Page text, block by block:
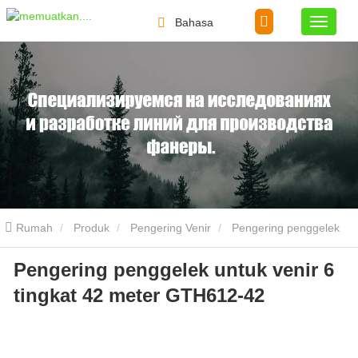
Bahasa
Rumah Produk Pengering Venir
untuk venir 6 tingkat 42 meter GTH612-42
Pengering penggelek untuk venir 6
tingkat 42 meter GTH612-42